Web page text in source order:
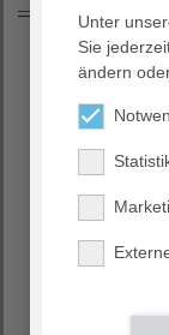
Es erwartet sie:
Aufgaben
ein hoch
geregelte
gute
Mindestens
Unter
Sie
ändern